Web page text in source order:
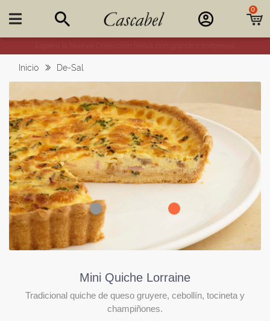

0
Inicio De-Sal
Mini Quiche Lorraine
Tradicional quiche de queso gruyere, cebollín, tocineta y
champiñones.